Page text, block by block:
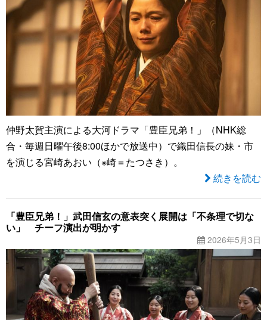
仲野太賀主演による大河ドラマ「豊臣兄弟！」（NHK総
合・毎週日曜午後8:00ほかで放送中）で織田信長の妹・市
を演じる宮崎あおい（※崎＝たつさき）。
続きを読む
「豊臣兄弟！」武田信玄の意表突く展開は「不条理で切な
い」 チーフ演出が明かす
2026年5月3日